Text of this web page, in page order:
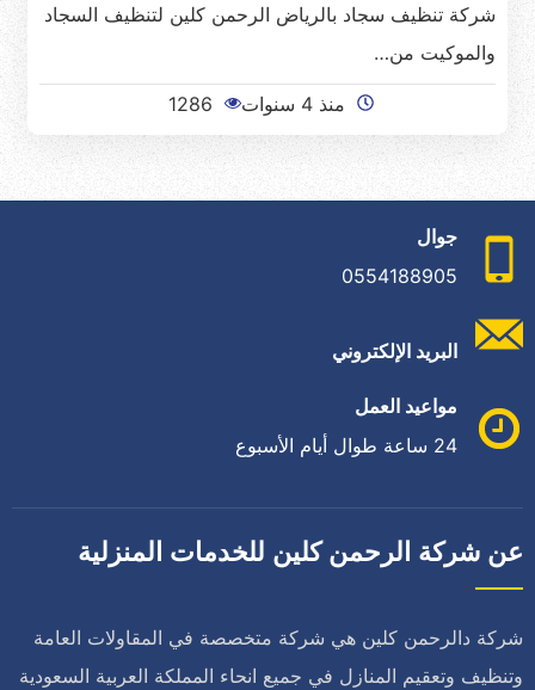
شركة تنظيف سجاد بالرياض الرحمن كلين لتنظيف السجاد
والموكيت من…
منذ 4 سنوات 1286
جوال
0554188905
البريد الإلكتروني
مواعيد العمل
24 ساعة طوال أيام الأسبوع
عن شركة الرحمن كلين للخدمات المنزلية
شركة دالرحمن كلين هي شركة متخصصة في المقاولات العامة
وتنظيف وتعقيم المنازل في جميع انحاء المملكة العربية السعودية